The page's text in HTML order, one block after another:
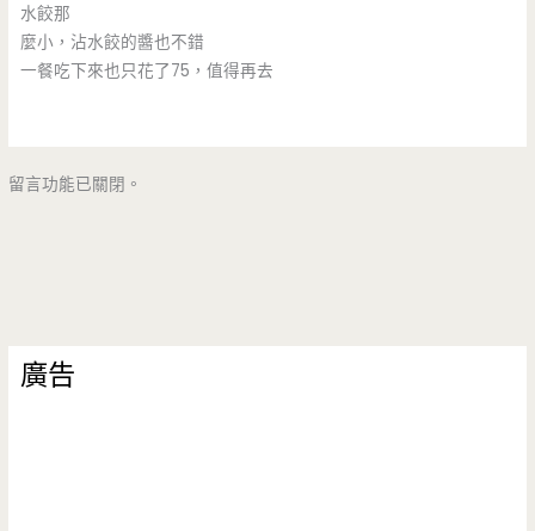
水餃那
麼小，沾水餃的醬也不錯
一餐吃下來也只花了75，值得再去
留言功能已關閉。
廣告